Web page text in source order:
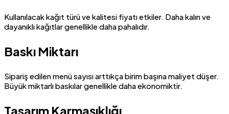
Kullanılacak kağıt türü ve kalitesi fiyatı etkiler. Daha kalın ve
dayanıklı kağıtlar genellikle daha pahalıdır.
Baskı Miktarı
Sipariş edilen menü sayısı arttıkça birim başına maliyet düşer.
Büyük miktarlı baskılar genellikle daha ekonomiktir.
Tasarım Karmaşıklığı